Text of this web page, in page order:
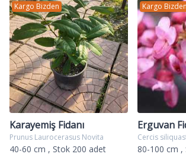
Kargo Bizden
Karayemiş Fidanı
Prunus Laurocerasus Novita
40-60 cm , Stok 200 adet
Kargo Bizden
Erguvan
Cercis
80-100 cm ,